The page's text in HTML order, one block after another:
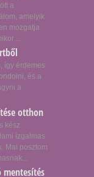
a
amelyik
mozgatja
...
így érdemes
és a
a
otthon
kész
izgalmas
Mai posztom
mentesítés